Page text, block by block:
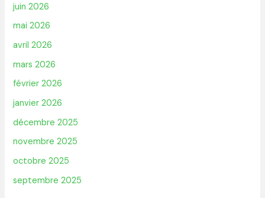
juin 2026
mai 2026
avril 2026
mars 2026
février 2026
janvier 2026
décembre 2025
novembre 2025
octobre 2025
septembre 2025